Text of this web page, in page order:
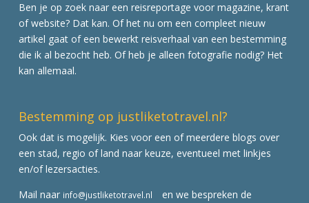
Ben je op zoek naar een reisreportage voor magazine, krant
of website? Dat kan. Of het nu om een compleet nieuw
artikel gaat of een bewerkt reisverhaal van een bestemming
die ik al bezocht heb. Of heb je alleen fotografie nodig? Het
kan allemaal.
Bestemming op justliketotravel.nl?
Ook dat is mogelijk. Kies voor een of meerdere blogs over
een stad, regio of land naar keuze, eventueel met linkjes
en/of lezersacties.
Mail naar info@justliketotravel.nl
en we bespreken de